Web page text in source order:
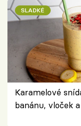
SLADKÉ
Karamelové
banánu, vloček